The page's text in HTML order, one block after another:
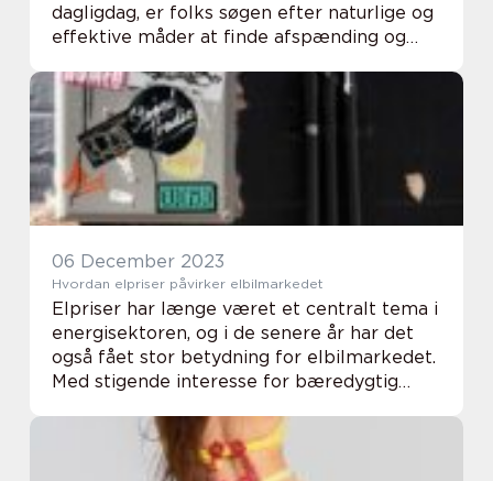
dagligdag, er folks søgen efter naturlige og
effektive måder at finde afspænding og
prioritet. Massage terapi har i århundreder
været an...
06 December 2023
Hvordan elpriser påvirker elbilmarkedet
Elpriser har længe været et centralt tema i
energisektoren, og i de senere år har det
også fået stor betydning for elbilmarkedet.
Med stigende interesse for bæredygtig